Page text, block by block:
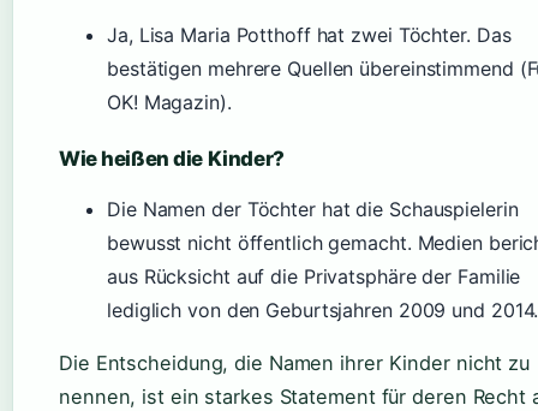
Ja, Lisa Maria Potthoff hat zwei Töchter. Das
bestätigen mehrere Quellen übereinstimmend
OK! Magazin).
Wie heißen die Kinder?
Die Namen der Töchter hat die Schauspielerin
bewusst nicht öffentlich gemacht. Medien
aus Rücksicht auf die Privatsphäre der Familie
lediglich von den Geburtsjahren 2009 und 2014.
Die Entscheidung, die Namen ihrer Kinder nicht zu
nennen, ist ein starkes Statement für deren Recht